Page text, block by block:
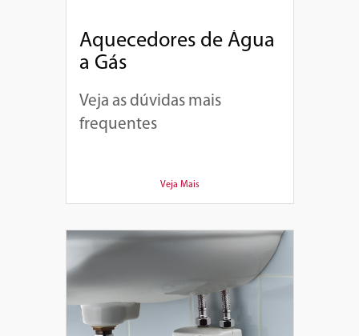
Aquecedores de Água
a Gás
Veja as dúvidas mais
frequentes
Veja Mais